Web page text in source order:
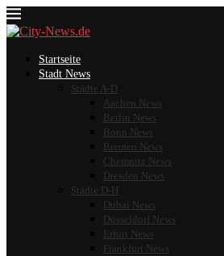
Startseite
Stadt News
Städte A-D
Aachen News
Berlin News
Bonn News
Bremen News
Chemnitz News
Dresden News
Städte D-H
Dubai News
Düsseldorf News
Erfurt News
Frankfurt News